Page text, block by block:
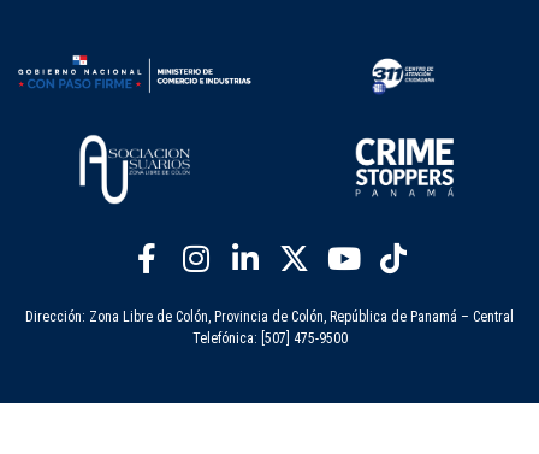
Dirección: Zona Libre de Colón, Provincia de Colón, República de Panamá – Central
Telefónica: [507] 475-9500